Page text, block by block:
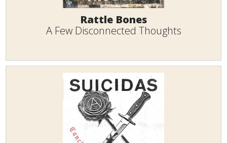
Rattle Bones
A Few Disconnected Thoughts